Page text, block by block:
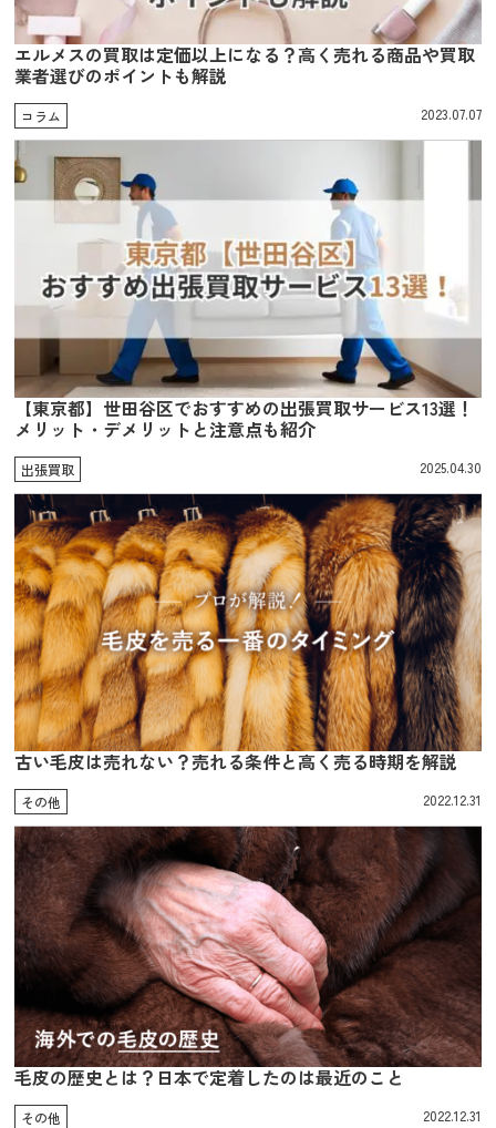
エルメスの買取は定価以上になる？高く売れる商品や買取
業者選びのポイントも解説
コラム 2023.07.07
【東京都】世田谷区でおすすめの出張買取サービス13選！
メリット・デメリットと注意点も紹介
出張買取 2025.04.30
古い毛皮は売れない？売れる条件と高く売る時期を解説
その他 2022.12.31
毛皮の歴史とは？日本で定着したのは最近のこと
その他 2022.12.31